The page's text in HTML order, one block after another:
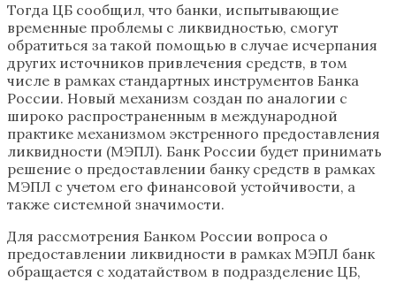
Тогда ЦБ сообщил, что банки, испытывающие
временные проблемы с ликвидностью, смогут
обратиться за такой помощью в случае исчерпания
других источников привлечения средств, в том
числе в рамках стандартных инструментов Банка
России. Новый механизм создан по аналогии с
широко распространенным в международной
практике механизмом экстренного предоставления
ликвидности (МЭПЛ). Банк России будет принимать
решение о предоставлении банку средств в рамках
МЭПЛ с учетом его финансовой устойчивости, а
также системной значимости.
Для рассмотрения Банком России вопроса о
предоставлении ликвидности в рамках МЭПЛ банк
обращается с ходатайством в подразделение ЦБ,